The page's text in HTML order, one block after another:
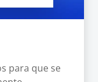
para que se